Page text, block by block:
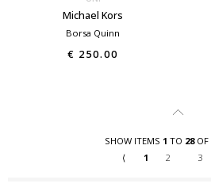
Michael Kors
Borsa Quinn
€ 250.00
SHOW ITEMS 1 TO 28OF
⟨
1 2 3